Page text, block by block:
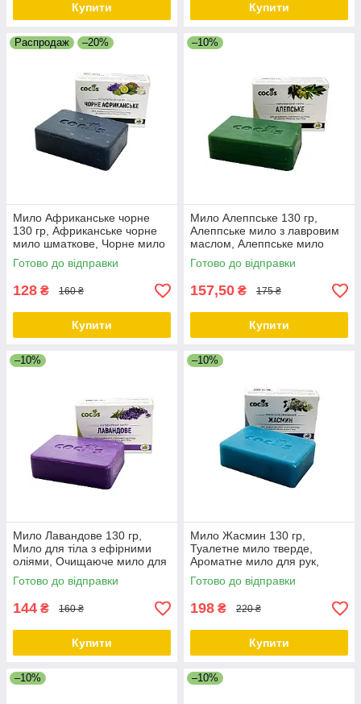
Купити Купити
Распродаж –20%
Мило Африканське чорне
130 гр, Африканське чорне
мило шматкове, Чорне мило
шматкове, Мило ручної
роботи ТМ Cocos
Готово до відправки
128 ₴ 160 ₴
Купити
–10%
Мило Алеппське 130 гр,
Алеппське мило з лавровим
маслом, Алеппське мило
ручної роботи ТМ Cocos
Готово до відправки
157,50 ₴ 175 ₴
Купити
–10%
Мило Лавандове 130 гр,
Мило для тіла з ефірними
оліями, Очищаюче мило для
обличчя та тіла ТМ Cocos
Готово до відправки
144 ₴ 160 ₴
Купити
–10%
Мило Жасмин 130 гр,
Туалетне мило тверде,
Ароматне мило для рук,
Тверде мило для душу ТМ
Cocos
Готово до відправки
198 ₴ 220 ₴
Купити
–10% –10%